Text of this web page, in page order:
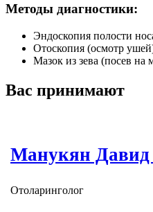
Методы диагностики:
Эндоскопия полости
Отоскопия (осмотр
Мазок из зева (посев на
Вас принимают
Манукян Давид
Отоларинголог